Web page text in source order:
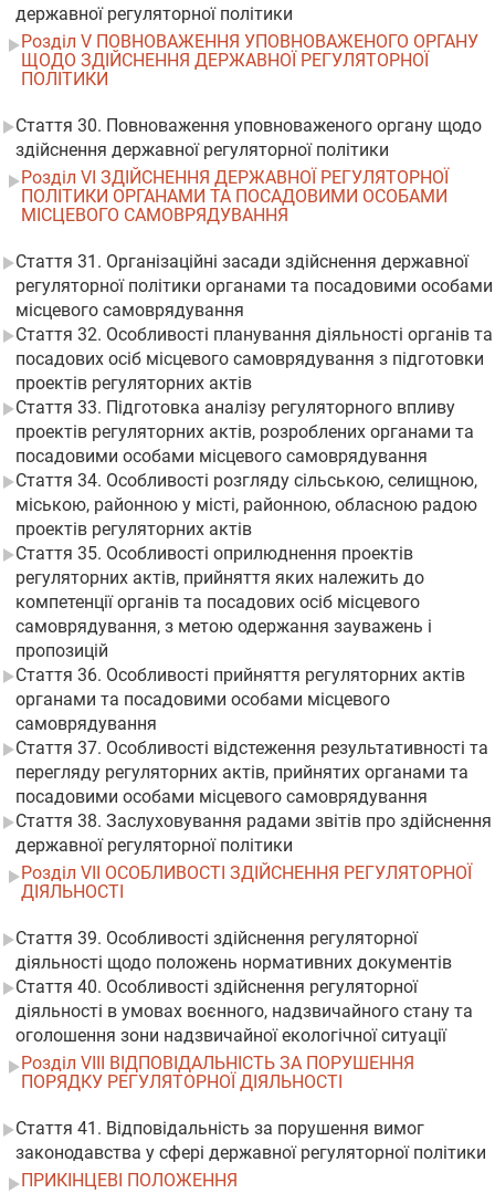
державної регуляторної політики
Розділ V ПОВНОВАЖЕННЯ УПОВНОВАЖЕНОГО ОРГАНУ
ЩОДО ЗДІЙСНЕННЯ ДЕРЖАВНОЇ РЕГУЛЯТОРНОЇ
ПОЛІТИКИ
Стаття 30. Повноваження уповноваженого органу щодо
здійснення державної регуляторної політики
Розділ VI ЗДІЙСНЕННЯ ДЕРЖАВНОЇ РЕГУЛЯТОРНОЇ
ПОЛІТИКИ ОРГАНАМИ ТА ПОСАДОВИМИ ОСОБАМИ
МІСЦЕВОГО САМОВРЯДУВАННЯ
Стаття 31. Організаційні засади здійснення державної
регуляторної політики органами та посадовими особами
місцевого самоврядування
Стаття 32. Особливості планування діяльності органів та
посадових осіб місцевого самоврядування з підготовки
проектів регуляторних актів
Стаття 33. Підготовка аналізу регуляторного впливу
проектів регуляторних актів, розроблених органами та
посадовими особами місцевого самоврядування
Стаття 34. Особливості розгляду сільською, селищною,
міською, районною у місті, районною, обласною радою
проектів регуляторних актів
Стаття 35. Особливості оприлюднення проектів
регуляторних актів, прийняття яких належить до
компетенції органів та посадових осіб місцевого
самоврядування, з метою одержання зауважень і
пропозицій
Стаття 36. Особливості прийняття регуляторних актів
органами та посадовими особами місцевого
самоврядування
Стаття 37. Особливості відстеження результативності та
перегляду регуляторних актів, прийнятих органами та
посадовими особами місцевого самоврядування
Стаття 38. Заслуховування радами звітів про здійснення
державної регуляторної політики
Розділ VII ОСОБЛИВОСТІ ЗДІЙСНЕННЯ РЕГУЛЯТОРНОЇ
ДІЯЛЬНОСТІ
Стаття 39. Особливості здійснення регуляторної
діяльності щодо положень нормативних документів
Стаття 40. Особливості здійснення регуляторної
діяльності в умовах воєнного, надзвичайного стану та
оголошення зони надзвичайної екологічної ситуації
Розділ VIII ВІДПОВІДАЛЬНІСТЬ ЗА ПОРУШЕННЯ
ПОРЯДКУ РЕГУЛЯТОРНОЇ ДІЯЛЬНОСТІ
Стаття 41. Відповідальність за порушення вимог
законодавства у сфері державної регуляторної політики
ПРИКІНЦЕВІ ПОЛОЖЕННЯ